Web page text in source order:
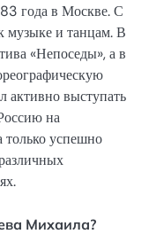
года в Москве. С
музыке и танцам. В
«Непоседы», а в
активно выступать
на
только успешно
Михаила?